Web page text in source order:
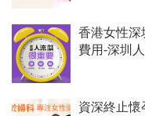
香港女性深
費用-深圳
資深終止懷